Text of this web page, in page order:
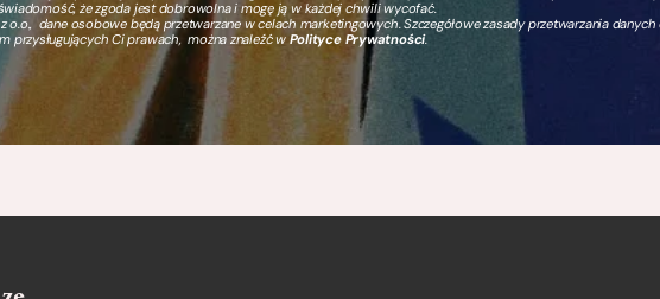
że zgoda jest dobrowolna i mogę ją w każdej chwili wycofać.
dane osobowe będą przetwarzane w celach marketingowych. Szczegółowe zasady przetwarzania danych
przysługujących Ci prawach, można znaleźć wPolityce Prywatności.